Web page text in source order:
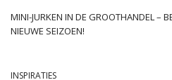
MINI-JURKEN IN DE GROOTHANDEL –
NIEUWE SEIZOEN!
INSPIRATIES